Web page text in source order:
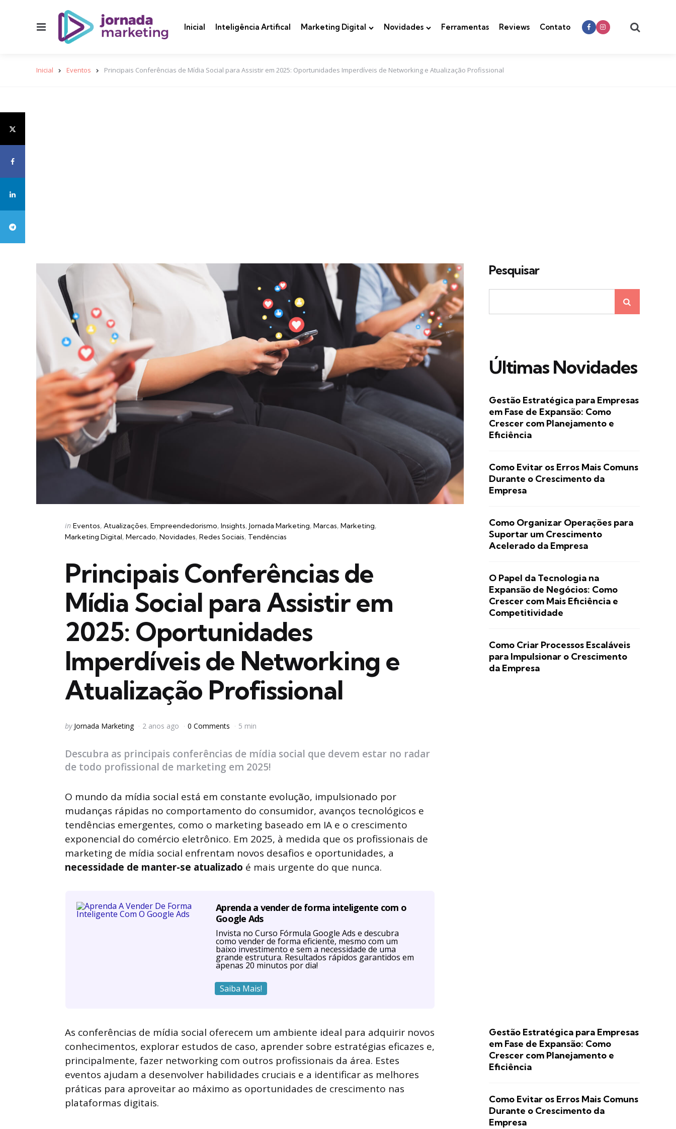
Inicial Inteligência Artifical Marketing Digital Novidades Ferramentas Reviews Contato
Inicial Eventos Principais Conferências de Mídia Social para Assistir em 2025: Oportunidades Imperdíveis de Networking e Atualização Profissional
Categories
Posted
in
in Eventos Atualizações Empreendedorismo Insights Jornada Marketing Marcas Marketing
Marketing Digital Mercado Novidades Redes Sociais Tendências
Principais Conferências de
Mídia Social para Assistir em
2025: Oportunidades
Imperdíveis de Networking e
Atualização Profissional
Posted
by Jornada Marketing 2 anos ago 0 Comments 5 min
Descubra as principais conferências de mídia social que devem estar no radar
de todo profissional de marketing em 2025!
O mundo da mídia social está em constante evolução, impulsionado por
mudanças rápidas no comportamento do consumidor, avanços tecnológicos e
tendências emergentes, como o marketing baseado em IA e o crescimento
exponencial do comércio eletrônico. Em 2025, à medida que os profissionais de
marketing de mídia social enfrentam novos desafios e oportunidades, a
necessidade de manter-se atualizado é mais urgente do que nunca.
Aprenda a vender de forma inteligente com o
Google Ads
Invista no Curso Fórmula Google Ads e descubra
como vender de forma eficiente, mesmo com um
baixo investimento e sem a necessidade de uma
grande estrutura. Resultados rápidos garantidos em
apenas 20 minutos por dia!
Saiba Mais!
As conferências de mídia social oferecem um ambiente ideal para adquirir novos
conhecimentos, explorar estudos de caso, aprender sobre estratégias eficazes e,
principalmente, fazer networking com outros profissionais da área. Estes
eventos ajudam a desenvolver habilidades cruciais e a identificar as melhores
práticas para aproveitar ao máximo as oportunidades de crescimento nas
plataformas digitais.
Pesquisar
Últimas Novidades
Gestão Estratégica para Empresas
em Fase de Expansão: Como
Crescer com Planejamento e
Eficiência
Como Evitar os Erros Mais Comuns
Durante o Crescimento da
Empresa
Como Organizar Operações para
Suportar um Crescimento
Acelerado da Empresa
O Papel da Tecnologia na
Expansão de Negócios: Como
Crescer com Mais Eficiência e
Competitividade
Como Criar Processos Escaláveis
para Impulsionar o Crescimento
da Empresa
Gestão Estratégica para Empresas
em Fase de Expansão: Como
Crescer com Planejamento e
Eficiência
Como Evitar os Erros Mais Comuns
Durante o Crescimento da
Empresa